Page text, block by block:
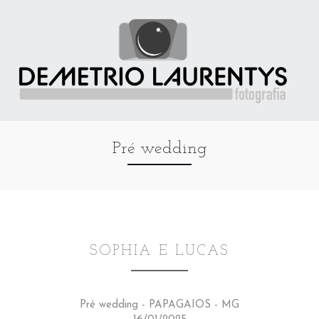
Pré wedding
SOPHIA E LUCAS
Pré wedding - PAPAGAIOS - MG